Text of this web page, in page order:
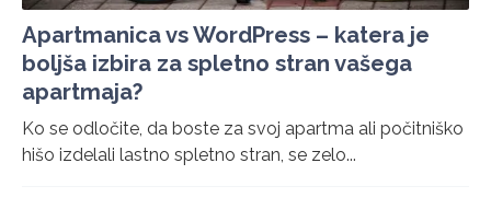
Apartmanica vs WordPress – katera je
boljša izbira za spletno stran vašega
apartmaja?
Ko se odločite, da boste za svoj apartma ali počitniško
hišo izdelali lastno spletno stran, se zelo...